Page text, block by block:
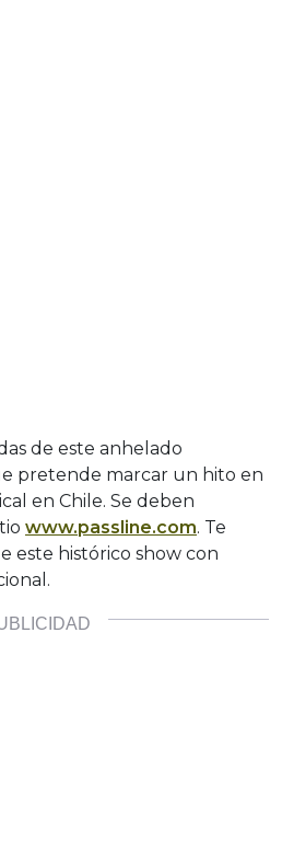
de este anhelado
pretende marcar un hito en
en Chile. Se deben
www.passline.com. Te
este histórico show con